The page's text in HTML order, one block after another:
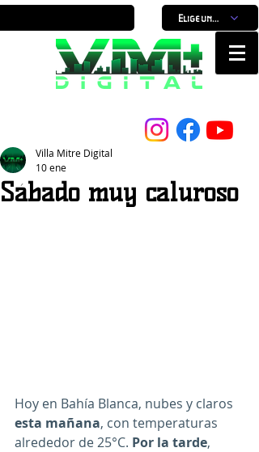
Elige un horario
Sábado muy caluroso
Villa Mitre Digital
10 ene
Hoy en Bahía Blanca, nubes y claros
esta mañana, con temperaturas
alrededor de 25°C. Por la tarde,